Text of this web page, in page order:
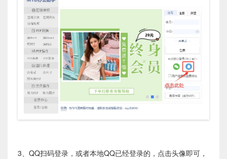
3、QQ扫码登录，或者本地QQ已经登录的，点击头像即可，